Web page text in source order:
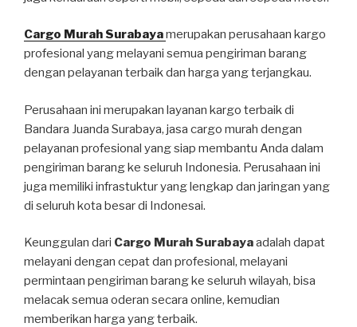
Cargo Murah Surabayamerupakan perusahaan kargo
profesional yang melayani semua pengiriman barang
dengan pelayanan terbaik dan harga yang terjangkau.
Perusahaan ini merupakan layanan kargo terbaik di
Bandara Juanda Surabaya, jasa cargo murah dengan
pelayanan profesional yang siap membantu Anda dalam
pengiriman barang ke seluruh Indonesia. Perusahaan ini
juga memiliki infrastuktur yang lengkap dan jaringan yang
di seluruh kota besar di Indonesai.
Keunggulan dari Cargo Murah Surabayaadalah dapat
melayani dengan cepat dan profesional, melayani
permintaan pengiriman barang ke seluruh wilayah, bisa
melacak semua oderan secara online, kemudian
memberikan harga yang terbaik.